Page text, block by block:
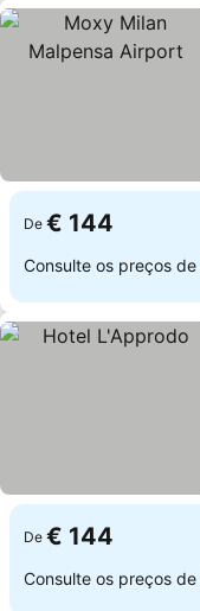
De € 144
Consulte os preços de
De € 144
Consulte os preços de